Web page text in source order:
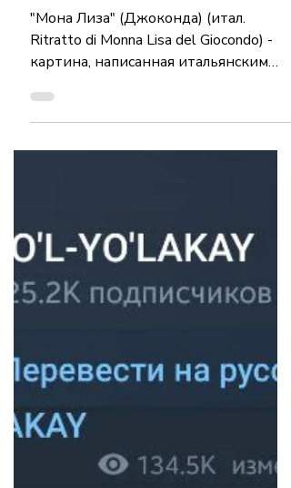
27 авг. 2024 г.
ФотоФейк
Есть ли фотографии Леонардо да
Винчи и Мона Лизы?
"Мона Лиза" (Джоконда) (итал.
Ritratto di Monna Lisa del Giocondo) -